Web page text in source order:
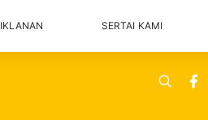
SERTAI KAMI